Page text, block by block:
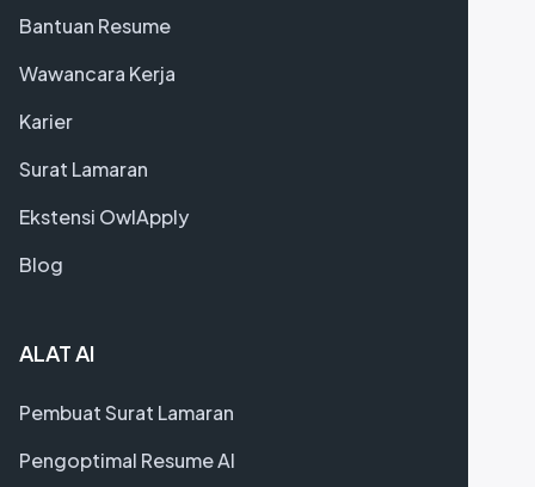
Bantuan Resume
Wawancara Kerja
Karier
Surat Lamaran
Ekstensi OwlApply
Blog
ALAT AI
Pembuat Surat Lamaran
Pengoptimal Resume AI